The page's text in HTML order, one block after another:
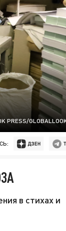
PRESS/
в стихах и